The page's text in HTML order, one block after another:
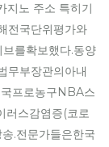
지노 주소 특히기
전국단위평가와
를확보했다.동양
무부장관의아내
프로농구NBA스
러스감염증(코로
.전문가들은한국